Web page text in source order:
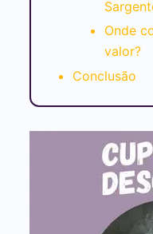
Onde
valor?
Conclusão